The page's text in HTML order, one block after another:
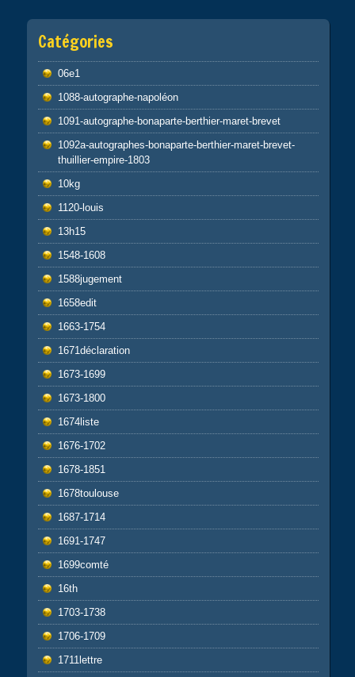
Catégories
06e1
1088-autographe-napoléon
1091-autographe-bonaparte-berthier-maret-brevet
1092a-autographes-bonaparte-berthier-maret-brevet-
thuillier-empire-1803
10kg
1120-louis
13h15
1548-1608
1588jugement
1658edit
1663-1754
1671déclaration
1673-1699
1673-1800
1674liste
1676-1702
1678-1851
1678toulouse
1687-1714
1691-1747
1699comté
16th
1703-1738
1706-1709
1711lettre